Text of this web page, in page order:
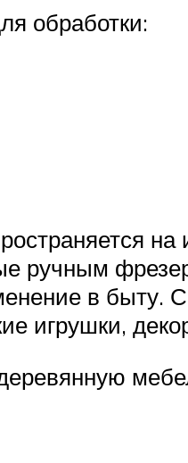
обработки:
ручным
в быту.
игрушки,